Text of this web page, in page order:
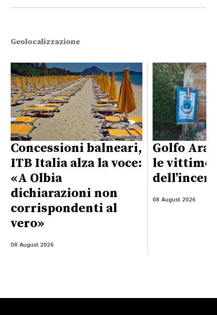
Geolocalizzazione
Concessioni balneari,
ITB Italia alza la voce:
«A Olbia
dichiarazioni non
corrispondenti al
vero»
08 August 2026
Golfo
le vittime
08 August 2026